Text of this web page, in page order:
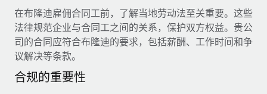
合规守望台
防范合规风险
设备管理
在全球范围内配置和跟踪 IT 设备
查看全部资源
博客
Why owned entities are key to maintaining
EOR compliance
在布隆迪雇佣合同工前，了解当地劳动法至关重要。这些
法律规范企业与合同工之间的关系，保护双方权益。贵公
司的合同应符合布隆迪的要求，包括薪酬、工作时间和争
议解决等条款。
合规的重要性